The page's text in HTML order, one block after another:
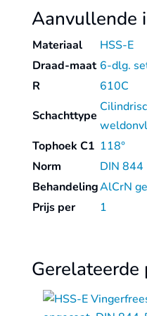
Aanvullende
Materiaal
HSS-E
Draad-maat 6-dlg.
R
610C
Schachttype
Tophoek C1 118°
Norm
DIN 844
BehandelingAlCrN
Prijs per
1
Gerelateerde